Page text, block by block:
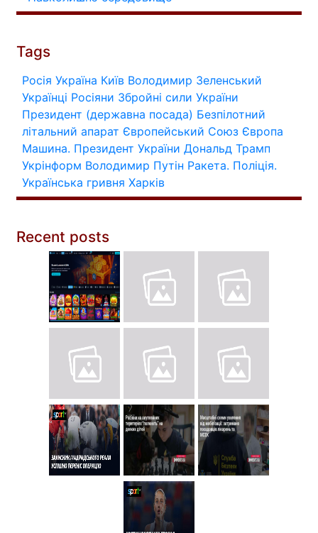
Tags
Росія Україна Київ Володимир Зеленський
Українці Росіяни Збройні сили України
Президент (державна посада) Безпілотний
літальний апарат Європейський Союз Європа
Машина. Президент України Дональд Трамп
Укрінформ Володимир Путін Ракета. Поліція.
Українська гривня Харків
Recent posts